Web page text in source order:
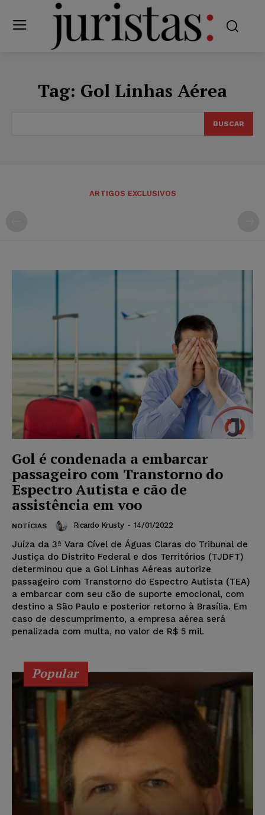
Tag: Gol Linhas Aérea
BUSCAR
ARTIGOS EXCLUSIVOS
Gol é condenada a embarcar
passageiro com Transtorno do
Espectro Autista e cão de
assistência em voo
NOTÍCIAS Ricardo Krusty - 14/01/2022
Juíza da 3ª Vara Cível de Águas Claras do Tribunal de
Justiça do Distrito Federal e dos Territórios (TJDFT)
determinou que a Gol Linhas Aéreas autorize
passageiro com Transtorno do Espectro Autista (TEA)
a embarcar com seu cão de suporte emocional, com
destino a São Paulo e posterior retorno à Brasília. Em
caso de descumprimento, a empresa aérea será
penalizada com multa, no valor de R$ 5 mil.
Popular